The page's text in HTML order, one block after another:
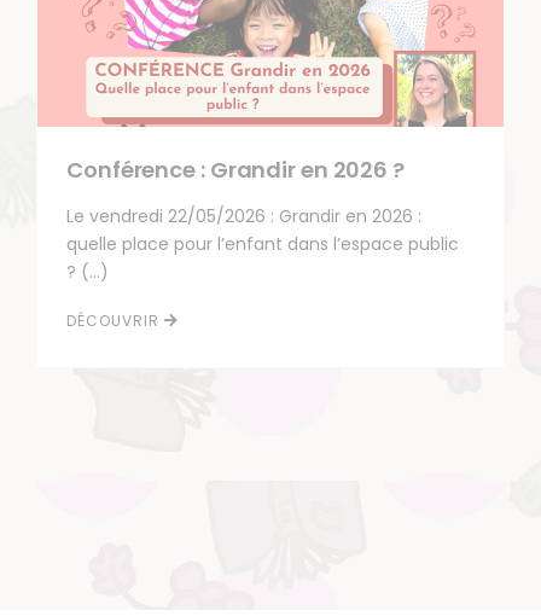
Conférence : Grandir en 2026 ?
Le vendredi 22/05/2026 : Grandir en 2026 :
quelle place pour l’enfant dans l’espace public
? (…)
DÉCOUVRIR